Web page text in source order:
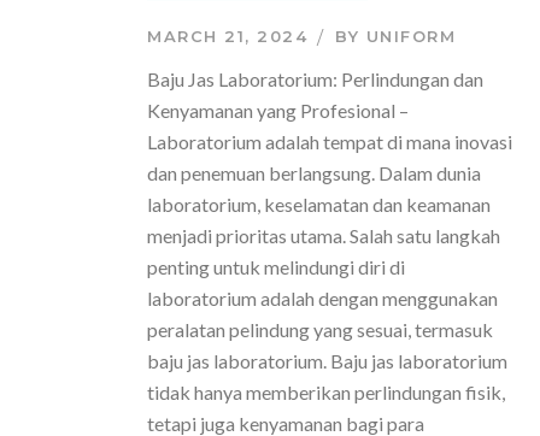
MARCH 21, 2024 BY UNIFORM
Baju Jas Laboratorium: Perlindungan dan
Kenyamanan yang Profesional –
Laboratorium adalah tempat di mana inovasi
dan penemuan berlangsung. Dalam dunia
laboratorium, keselamatan dan keamanan
menjadi prioritas utama. Salah satu langkah
penting untuk melindungi diri di
laboratorium adalah dengan menggunakan
peralatan pelindung yang sesuai, termasuk
baju jas laboratorium. Baju jas laboratorium
tidak hanya memberikan perlindungan fisik,
tetapi juga kenyamanan bagi para